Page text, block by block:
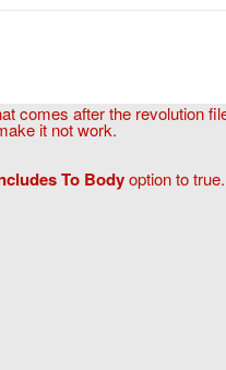
comes after the revolution
it not work.
To Bodyoption to true.